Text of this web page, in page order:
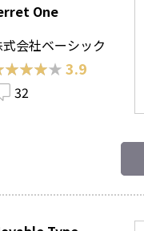
One
会社ベーシック
3.9
32